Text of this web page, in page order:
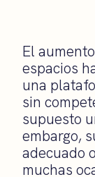
El
espacios
una
sin
supuesto
embargo,
adecuado
muchas